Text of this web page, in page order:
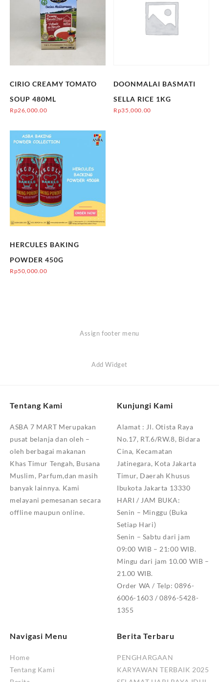
CIRIO CREAMY TOMATO
SOUP 480ML
Rp26,000.00
DOONMALAI BASMATI
SELLA RICE 1KG
Rp35,000.00
HERCULES BAKING
POWDER 450G
Rp50,000.00
Assign footer menu
Add Widget
Tentang Kami
ASBA 7 MART Merupakan
pusat belanja dan oleh –
oleh berbagai makanan
Khas Timur Tengah, Busana
Muslim, Parfum,dan masih
banyak lainnya. Kami
melayani pemesanan secara
offline maupun online.
Kunjungi Kami
Alamat : Jl. Otista Raya
No.17, RT.6/RW.8, Bidara
Cina, Kecamatan
Jatinegara, Kota Jakarta
Timur, Daerah Khusus
Ibukota Jakarta 13330
HARI / JAM BUKA:
Senin – Minggu (Buka
Setiap Hari)
Senin – Sabtu dari jam
09:00 WIB – 21:00 WIB.
Mingu dari jam 10.00 WIB –
21.00 WIB.
Order WA / Telp: 0896-
6006-1603 / 0896-5428-
1355
Navigasi Menu
Home
Tentang Kami
Berita Terbaru
PENGHARGAAN
KARYAWAN TERBAIK 2025